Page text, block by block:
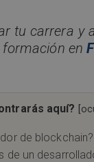
tu carrera y
formación en
aquí?
de blockchain?
de un